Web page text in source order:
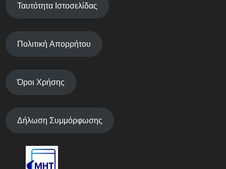
Ταυτότητα Ιστοσελίδας
Πολιτική Απορρήτου
Όροι Χρήσης
Δήλωση Συμμόρφωσης